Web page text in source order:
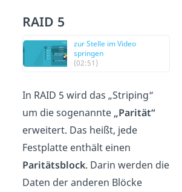
RAID 5
zur Stelle im Video
springen
(02:51)
In RAID 5 wird das „Striping“
um die sogenannte „Parität“
erweitert. Das heißt, jede
Festplatte enthält einen
Paritätsblock. Darin werden die
Daten der anderen Blöcke